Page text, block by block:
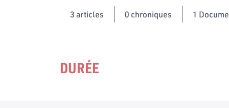
3articles 0 chroniques 1
DURÉE